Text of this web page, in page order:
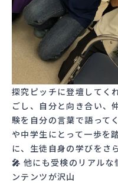
探究ピッチに登壇してく
ごし、自分と向き合い、
験を自分の言葉で語って
や中学生にとって一歩を
に、生徒自身の学びをさ
🎤 他にも受検のリアルな
ンテンツが沢山